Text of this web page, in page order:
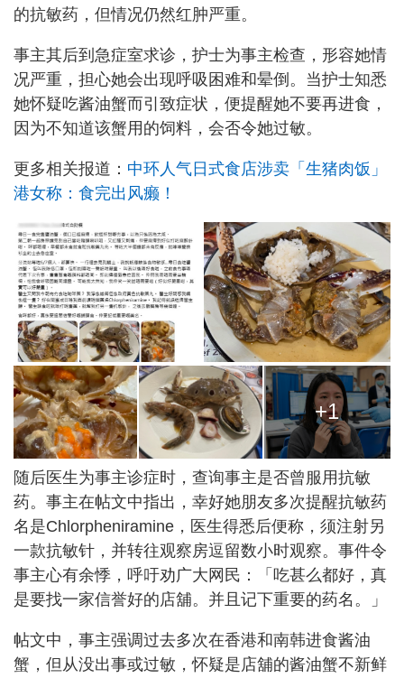
的抗敏药，但情况仍然红肿严重。
事主其后到急症室求诊，护士为事主检查，形容她情
况严重，担心她会出现呼吸困难和晕倒。当护士知悉
她怀疑吃酱油蟹而引致症状，便提醒她不要再进食，
因为不知道该蟹用的饲料，会否令她过敏。
更多相关报道： 中环人气日式食店涉卖「生猪肉饭」
港女称：食完出风癞！
+1
随后医生为事主诊症时，查询事主是否曾服用抗敏
药。事主在帖文中指出，幸好她朋友多次提醒抗敏药
名是Chlorpheniramine，医生得悉后便称，须注射另
一款抗敏针，并转往观察房逗留数小时观察。事件令
事主心有余悸，呼吁劝广大网民：「吃甚么都好，真
是要找一家信誉好的店舖。并且记下重要的药名。」
帖文中，事主强调过去多次在香港和南韩进食酱油
蟹，但从没出事或过敏，怀疑是店舖的酱油蟹不新鲜